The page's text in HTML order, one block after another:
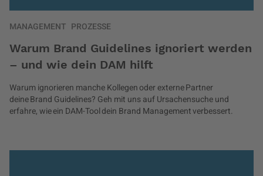
MANAGEMENT PROZESSE
Warum Brand Guidelines ignoriert werden
– und wie dein DAM hilft
Warum ignorieren manche Kollegen oder externe Partner
deine Brand Guidelines? Geh mit uns auf Ursachensuche und
erfahre, wie ein DAM-Tool dein Brand Management verbessert.